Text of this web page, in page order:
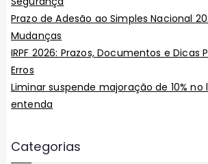
Prazo de Adesão ao Simples Nacional
Mudanças
IRPF 2026: Prazos, Documentos e Dicas
Erros
Liminar suspende majoração de 10%
entenda
Categorias